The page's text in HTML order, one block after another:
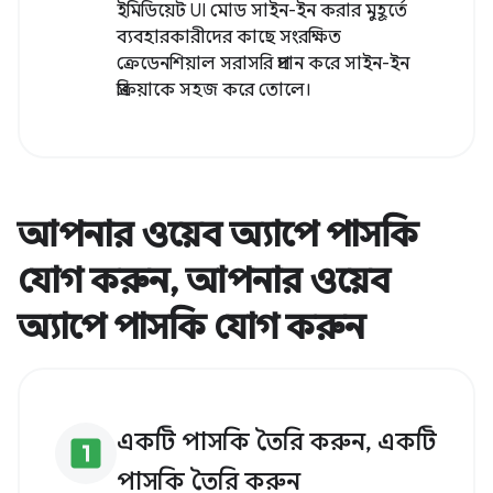
ইমিডিয়েট UI মোড সাইন-ইন করার মুহূর্তে
ব্যবহারকারীদের কাছে সংরক্ষিত
ক্রেডেনশিয়াল সরাসরি প্রদান করে সাইন-ইন
প্রক্রিয়াকে সহজ করে তোলে।
আপনার ওয়েব অ্যাপে পাসকি
যোগ করুন, আপনার ওয়েব
অ্যাপে পাসকি যোগ করুন
looks_one একটি পাসকি তৈরি করুন, একটি
পাসকি তৈরি করুন